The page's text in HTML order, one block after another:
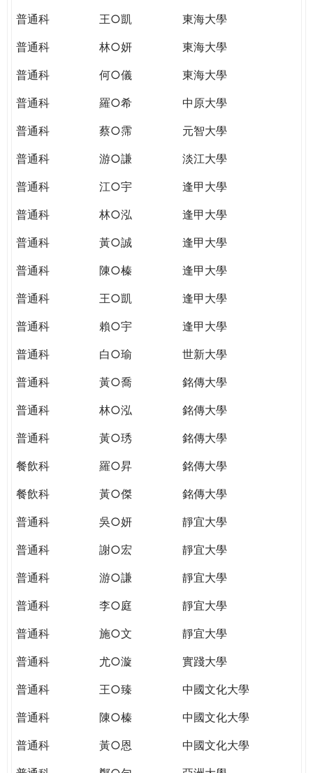
普通科
王○凱
東海大學
普通科
林○妍
東海大學
普通科
何○儀
東海大學
普通科
羅○希
中原大學
普通科
蔡○霈
元智大學
普通科
游○謙
淡江大學
普通科
江○宇
逢甲大學
普通科
林○泓
逢甲大學
普通科
黃○誠
逢甲大學
普通科
陳○榛
逢甲大學
普通科
王○凱
逢甲大學
普通科
賴○宇
逢甲大學
普通科
白○瑜
世新大學
普通科
黃○喬
銘傳大學
普通科
林○泓
銘傳大學
普通科
黃○琇
銘傳大學
餐飲科
羅○昇
銘傳大學
餐飲科
黃○傑
銘傳大學
普通科
吳○妍
靜宜大學
普通科
謝○宏
靜宜大學
普通科
游○謙
靜宜大學
普通科
李○庭
靜宜大學
普通科
施○文
靜宜大學
普通科
尤○漩
實踐大學
普通科
王○臻
中國文化大學
普通科
陳○榛
中國文化大學
普通科
黃○恩
中國文化大學